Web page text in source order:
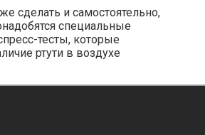
сделать и самостоятельно,
специальные
тесты, которые
ртути в воздухе